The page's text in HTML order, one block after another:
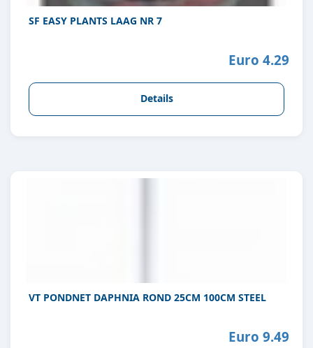
SF EASY PLANTS LAAG NR 7
Euro 4.29
Details
VT PONDNET DAPHNIA ROND 25CM 100CM STEEL
Euro 9.49